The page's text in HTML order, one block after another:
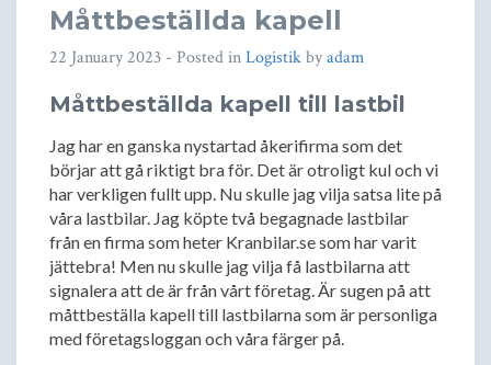
Måttbeställda kapell
22 January 2023 - Posted inLogistikbyadam
Måttbeställda kapell till lastbil
Jag har en ganska nystartad åkerifirma som det
börjar att gå riktigt bra för. Det är otroligt kul och vi
har verkligen fullt upp. Nu skulle jag vilja satsa lite på
våra lastbilar. Jag köpte två begagnade lastbilar
från en firma som heter Kranbilar.se som har varit
jättebra! Men nu skulle jag vilja få lastbilarna att
signalera att de är från vårt företag. Är sugen på att
måttbeställa kapell till lastbilarna som är personliga
med företagsloggan och våra färger på.